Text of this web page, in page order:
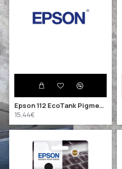
Epson 112 EcoTank Pigment Magenta ink bottle (C13T06C34A) (EPST06C34A)
15,44€